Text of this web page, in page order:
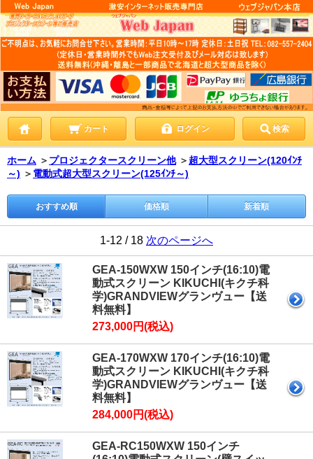
カート ログイン 検索
ホーム ＞ プロジェクタースクリーン他 ＞ 超大型スクリーン(120ｲﾝﾁ
～) ＞ 電動式超大型スクリーン(125ｲﾝﾁ～)
おすすめ順 価格順 新着順
1-12 / 18 次のページへ
GEA-150WXW 150インチ(16:10)電
動式スクリーン KIKUCHI(キクチ科
学)GRANDVIEWグランヴュー【送
料無料】
273,000円(税込)
GEA-170WXW 170インチ(16:10)電
動式スクリーン KIKUCHI(キクチ科
学)GRANDVIEWグランヴュー【送
料無料】
284,000円(税込)
GEA-RC150WXW 150インチ